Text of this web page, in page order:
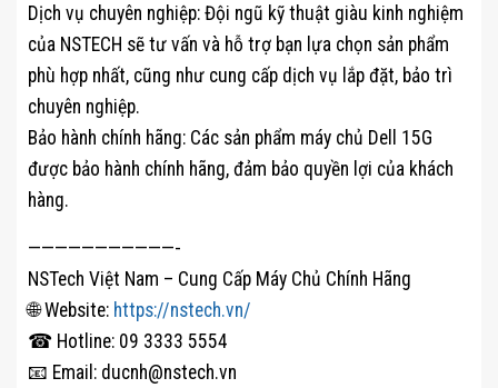
Dịch vụ chuyên nghiệp: Đội ngũ kỹ thuật giàu kinh nghiệm
của NSTECH sẽ tư vấn và hỗ trợ bạn lựa chọn sản phẩm
phù hợp nhất, cũng như cung cấp dịch vụ lắp đặt, bảo trì
chuyên nghiệp.
Bảo hành chính hãng: Các sản phẩm máy chủ Dell 15G
được bảo hành chính hãng, đảm bảo quyền lợi của khách
hàng.
———————————-
NSTech Việt Nam – Cung Cấp Máy Chủ Chính Hãng
🌐 Website: https://nstech.vn/
☎ Hotline: 09 3333 5554
📧 Email: ducnh@nstech.vn